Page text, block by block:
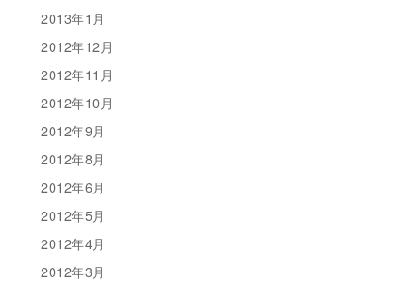
2013年1月
2012年12月
2012年11月
2012年10月
2012年9月
2012年8月
2012年6月
2012年5月
2012年4月
2012年3月